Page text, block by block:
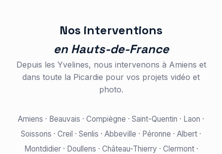
Nos interventions
en Hauts-de-France
Depuis les Yvelines, nous intervenons à Amiens et
dans toute la Picardie pour vos projets vidéo et
photo.
Amiens · Beauvais · Compiègne · Saint-Quentin · Laon ·
Soissons · Creil · Senlis · Abbeville · Péronne · Albert ·
Montdidier · Doullens · Château-Thierry · Clermont ·